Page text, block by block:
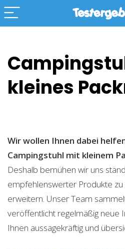
kleines
Wir wollen Ihnen dabei
Campingstuhl mit kleinem
Deshalb bemühen wir uns
empfehlenswerter Produkte zu
erweitern. Unser Team
veröffentlicht regelmäßig neue
Ihnen aussagekräftig und